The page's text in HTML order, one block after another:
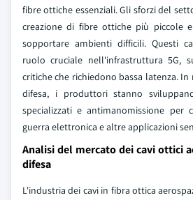
fibre ottiche essenziali. Gli sforzi del
creazione di fibre ottiche più piccole
sopportare ambienti difficili. Questi
ruolo cruciale nell'infrastruttura 5G,
critiche che richiedono bassa latenza. In
difesa, i produttori stanno
specializzati e antimanomissione per
guerra elettronica e altre applicazioni
Analisi del mercato dei cavi ottici
difesa
L'industria dei cavi in fibra ottica